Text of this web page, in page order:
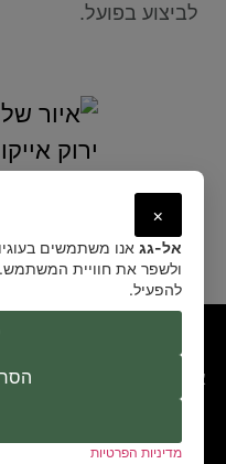
לביצוע בפועל.
אל גג: הגשר 25 הוד השרון, 4526625
הצהרת
×
אל-גג אנו משתמשים
ולשפר את חוויית המשתמש.
להפעיל.
מדיניות הפרטיות